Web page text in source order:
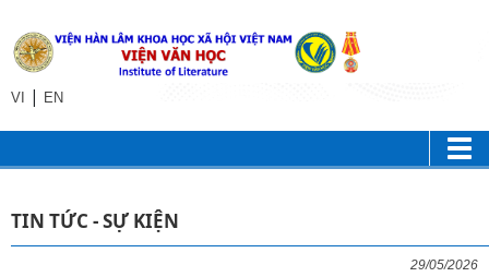
VI | EN
TIN TỨC - SỰ KIỆN
29/05/2026